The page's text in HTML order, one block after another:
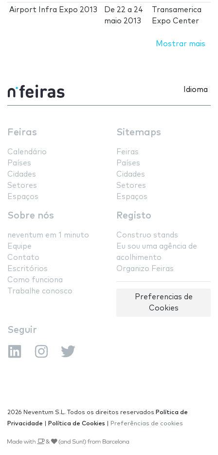
Airport Infra Expo 2013 De 22 a 24
maio 2013
Transamerica
Expo Center
Mostrar mais
Idioma
Feiras
Calendário
Países
Cidades
Setores
Espaços
Sitemaps
Feiras
Países
Cidades
Setores
Espaços
Sobre nós
neventum em 1 minuto
Equipe
Contato
Escritórios
Como funciona
Trabalhe conosco
Registo
Construo stands
Eu sou uma agência de
acolhimento
Organizo Feiras
Preferencias de
Cookies
Seguir
2026 Neventum S.L. Todos os direitos reservados Política de
Privacidade
Política de Cookies Preferências de cookies